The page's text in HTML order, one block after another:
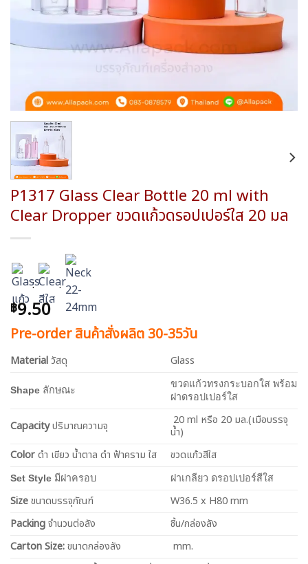
P1317 Glass Clear Bottle 20 ml with
Clear Dropper ขวดแก้วดรอปเปอร์ใส 20 มล
: :
฿9.50
Pre-order สินค้าสั่งผลิต 30-35วัน
Material วัสดุ Glass
Shape ลักษณะ
ขวดแก้วทรงกระบอกใส พร้อม
ฝาดรอปเปอร์ใส
Capacityปริมาณความจุ
20 ml หรือ 20 มล.(เมือบรรจุ
น้ำ)
Colorดำ เขียว น้ำตาล ดำ ฟ้าคราม ใส ขวดแก้วสีใส
Set Style มีฝาครอบ ฝาเกลียว ดรอปเปอร์สีใส
Sizeขนาดบรรจุภัณฑ์
W36.5 x H80 mm
Packingจำนวนต่อลัง
ชิ้น/กล่องลัง
Carton Size:ขนาดกล่องลัง
mm.